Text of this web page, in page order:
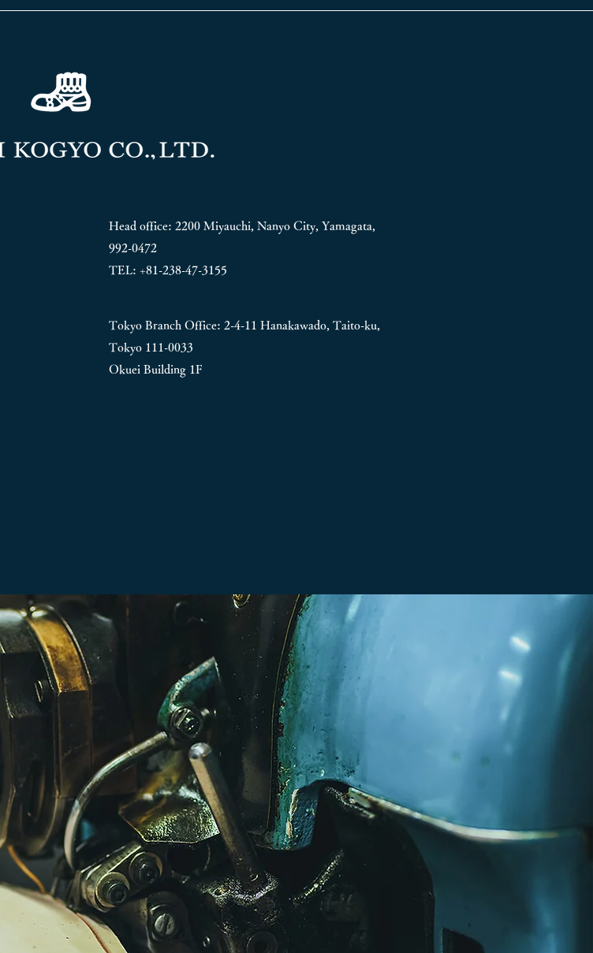
Head office: 2200 Miyauchi, Nanyo City, Yamagata,
992-0472
TEL: +81-238-47-3155
Tokyo Branch Office: 2-4-11 Hanakawado, Taito-ku,
Tokyo 111-0033
Okuei Building 1F